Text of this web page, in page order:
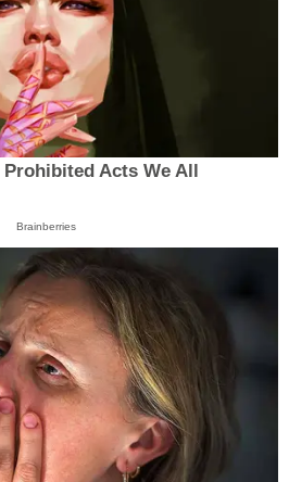
Acts We All
Brainberries